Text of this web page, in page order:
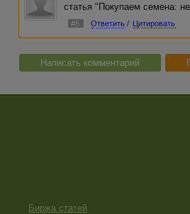
статья "Покупаем семена:
#6 Ответить / Цитировать
Написать комментарий
Биржа статей